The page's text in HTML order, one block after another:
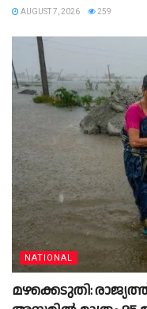
AUGUST 7, 2026 259
NATIONAL
മഴക്കെടുതി: